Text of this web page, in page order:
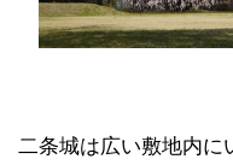
二条城は広い敷地内に